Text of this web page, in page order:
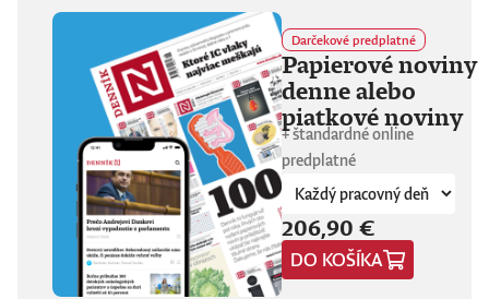
ľudia, ktorí sa
predtým nepoznali,
vedú intenzívny
dialóg o hudbe a
stave sveta. V
štrnástich
tematicky
zameraných
kapitolách príde
okrem iného reč na
punk, trap,
rock’n’roll, Beatles,
Sex Pistols,
Dostojevského,
Hegela, Boha, GG
Darčekové predplatné
Papierové noviny
denne alebo
piatkové noviny
+ štandardné online
predplatné
206,90 €
DO KOŠÍKA